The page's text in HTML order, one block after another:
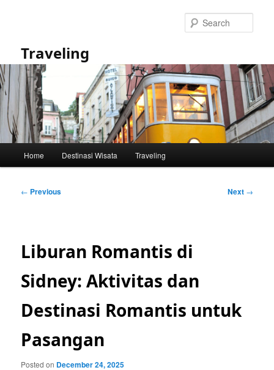
Traveling
Home Destinasi Wisata Traveling
Post
← Previous Next →
Liburan Romantis di
Sidney: Aktivitas dan
Destinasi Romantis untuk
Pasangan
Posted on December 24, 2025